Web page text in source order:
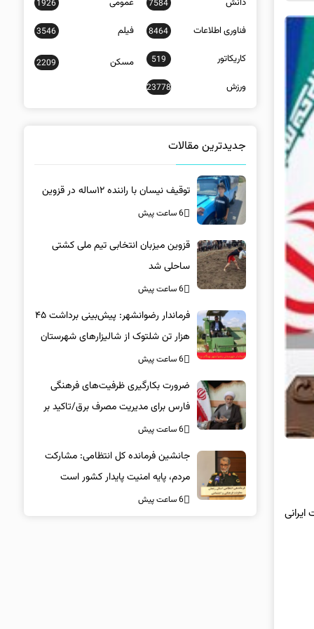
7584
1926
فناوری اطلاعات 8464 فیلم 3546
کاریکاتور 519 مسکن 2209
ورزش 23778
جدیدترین مقالات
توقیف نیسان با راننده ۱۲ساله در قزوین
6 ساعت پیش
قزوین میزبان انتخابی تیم ملی کشتی
ساحلی شد
6 ساعت پیش
فرماندار رضوانشهر: پیش‌بینی برداشت ۴۵
هزار تن شلتوک از شالیزارهای شهرستان
6 ساعت پیش
ضرورت بکارگیری ظرفیت‌های فرهنگی
فارس برای مدیریت مصرف برق/تاکید بر
همراهی همگانی در پویش ۲۵ درجه
6 ساعت پیش
جانشین فرمانده کل انتظامی: مشارکت
مردم، پایه امنیت پایدار کشور است
6 ساعت پیش